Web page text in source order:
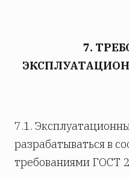
7.
7.1.
разрабатываться в
требованиями ГОСТ